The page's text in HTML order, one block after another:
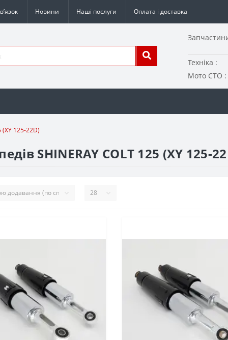
Новини Наші послуги Оплата і доставка
Техніка :
Мото СТО :
(XY 125-22D)
SHINERAY COLT 125 (XY 125-